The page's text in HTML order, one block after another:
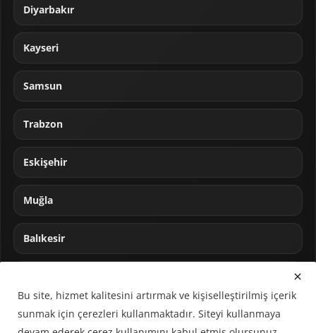
Diyarbakır
Kayseri
Samsun
Trabzon
Eskişehir
Muğla
Balıkesir
Bu site, hizmet kalitesini artırmak ve kişiselleştirilmiş içerik
sunmak için çerezleri kullanmaktadır. Siteyi kullanmaya